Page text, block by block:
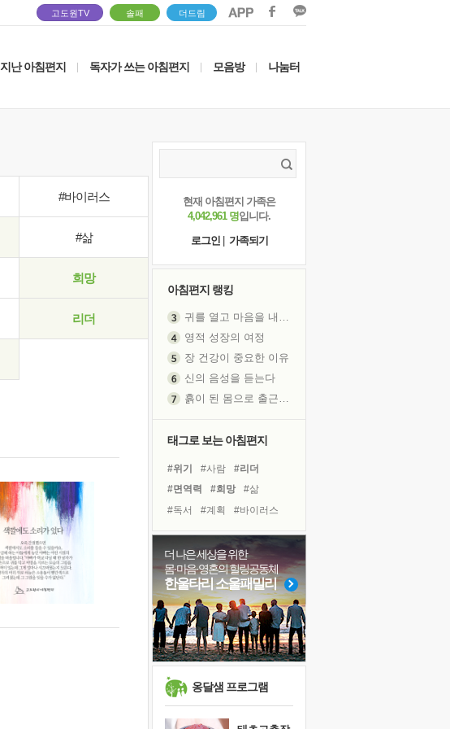
고도원TV 솔패 더드림
지난 아침편지 독자가 쓰는 아침편지 모음방 나눔터
#바이러스
#삶
희망
리더
현재 아침편지 가족은
4,042,961 명입니다.
로그인
가족되기
아침편지 랭킹
귀를 열고 마음을 내어주고
영적 성장의 여정
장 건강이 중요한 이유
신의 음성을 듣는다
흙이 된 몸으로 출근하는 여자
졸업식 사진을 보며
극심한 변비, 어깨결림, 수면 장애
보고 싶은 어머니
마음이 멈춰 버린 곳
유년 시절의 부산 영도 바다
못된 꼰대들
희망이란
'모른다'는 것
태그로 보는 아침편지
#위기 #사람
#리더
#면역력
#희망
#삶
#독서
#계획
#바이러스
#극복
#링컨학교
#친구
#선택
#건강
#나눔
#아이들
#비전캠프
#다짐
#독서캠프
#유튜브
#경험
더 나은 세상을 위한
몸·마음·영혼의 힐링공동체
한울타리 소울패밀리
옹달샘 프로그램